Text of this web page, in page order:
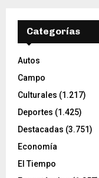
Categorías
Autos
Campo
Culturales (1.217)
Deportes (1.425)
Destacadas (3.751)
Economía
El Tiempo